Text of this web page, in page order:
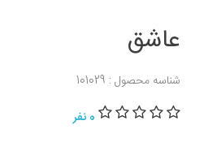
عاشق
شناسه محصول : 101029
0 نفر